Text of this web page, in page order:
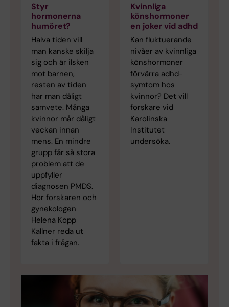
Styr
hormonerna
humöret?
Halva tiden vill
man kanske skilja
sig och är ilsken
mot barnen,
resten av tiden
har man dåligt
samvete. Många
kvinnor mår dåligt
veckan innan
mens. En mindre
grupp får så stora
problem att de
uppfyller
diagnosen PMDS.
Hör forskaren och
gynekologen
Helena Kopp
Kallner reda ut
fakta i frågan.
Kvinnliga
könshormoner
en joker vid adhd
Kan fluktuerande
nivåer av kvinnliga
könshormoner
förvärra adhd-
symtom hos
kvinnor? Det vill
forskare vid
Karolinska
Institutet
undersöka.